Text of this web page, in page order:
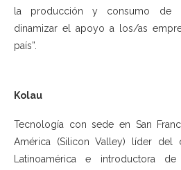
la producción y consumo de
dinamizar el apoyo a los/as
país”.
Kolau
Tecnología con sede en San
América (Silicon Valley) líder del
Latinoamérica e introductora